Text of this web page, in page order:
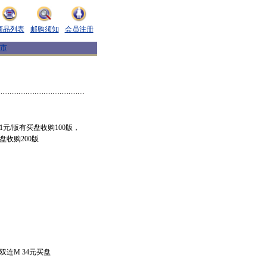
品列表 邮购须知 会员注册
/版有买盘收购100版，
收购200版
连M 34元买盘